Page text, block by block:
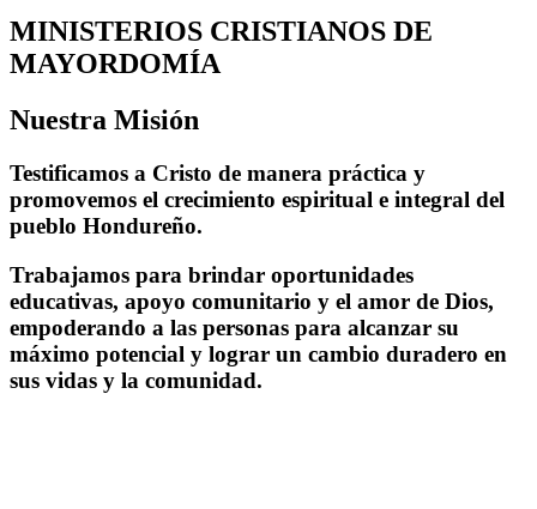
MINISTERIOS CRISTIANOS DE
MAYORDOMÍA
Nuestra Misión
Testificamos a Cristo de manera práctica y
promovemos el crecimiento espiritual e integral del
pueblo Hondureño.
Trabajamos para brindar oportunidades
educativas, apoyo comunitario y el amor de Dios,
empoderando a las personas para alcanzar su
máximo potencial y lograr un cambio duradero en
sus vidas y la comunidad.